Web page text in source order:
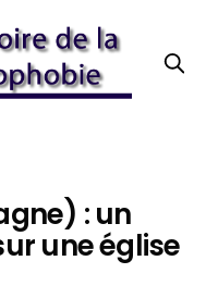
: un
une église